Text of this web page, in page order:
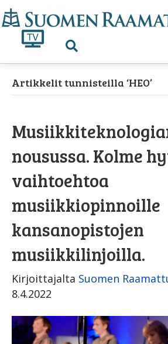
Artikkelit tunnisteilla ‘HEO’
nousussa. Kolme
vaihtoehtoa
musiikkiopinnoille
kansanopistojen
musiikkilinjoilla.
Kirjoittajalta Suomen
8.4.2022